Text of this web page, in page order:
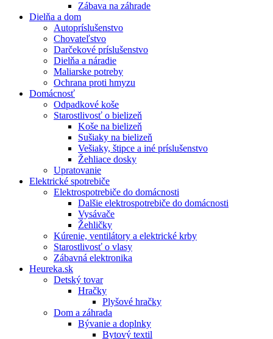
Zábava na záhrade
Dielňa a dom
Autopríslušenstvo
Chovateľstvo
Darčekové príslušenstvo
Dielňa a náradie
Maliarske potreby
Ochrana proti hmyzu
Domácnosť
Odpadkové koše
Starostlivosť o bielizeň
Koše na bielizeň
Sušiaky na bielizeň
Vešiaky, štipce a iné príslušenstvo
Žehliace dosky
Upratovanie
Elektrické spotrebiče
Elektrospotrebiče do domácnosti
Dalšie elektrospotrebiče do domácnosti
Vysávače
Žehličky
Kúrenie, ventilátory a elektrické krby
Starostlivosť o vlasy
Zábavná elektronika
Heureka.sk
Detský tovar
Hračky
Plyšové hračky
Dom a záhrada
Bývanie a doplnky
Bytový textil